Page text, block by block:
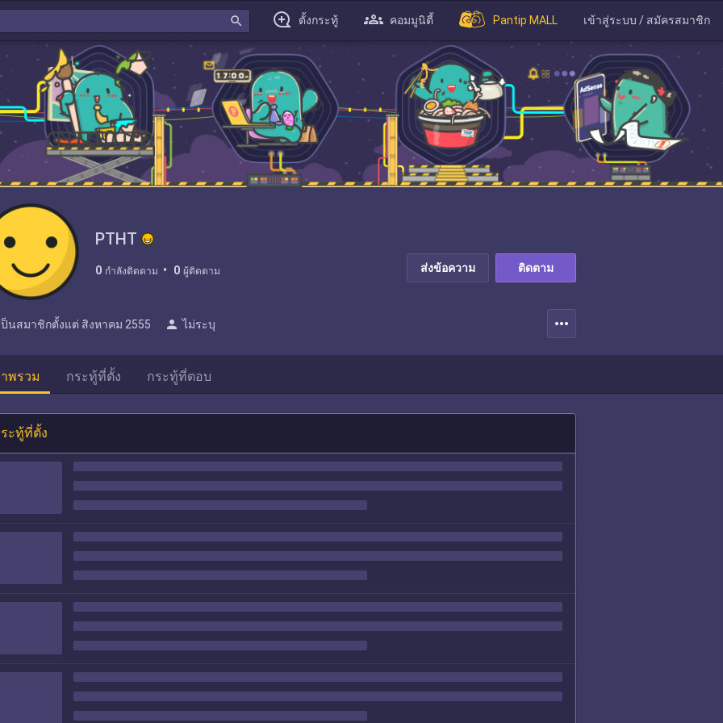
search ตั้งกระทู้ คอมมูนิตี้ Pantip MALL เข้าสู่ระบบ / สมัครสมาชิก
PTHT
0 กำลังติดตาม 0 ผู้ติดตาม ส่งข้อความ ติดตาม
ป็นสมาชิกตั้งแต่ สิงหาคม 2555 person ไม่ระบุ more_horiz
พรวม กระทู้ที่ตั้ง กระทู้ที่ตอบ
ะทู้ที่ตั้ง